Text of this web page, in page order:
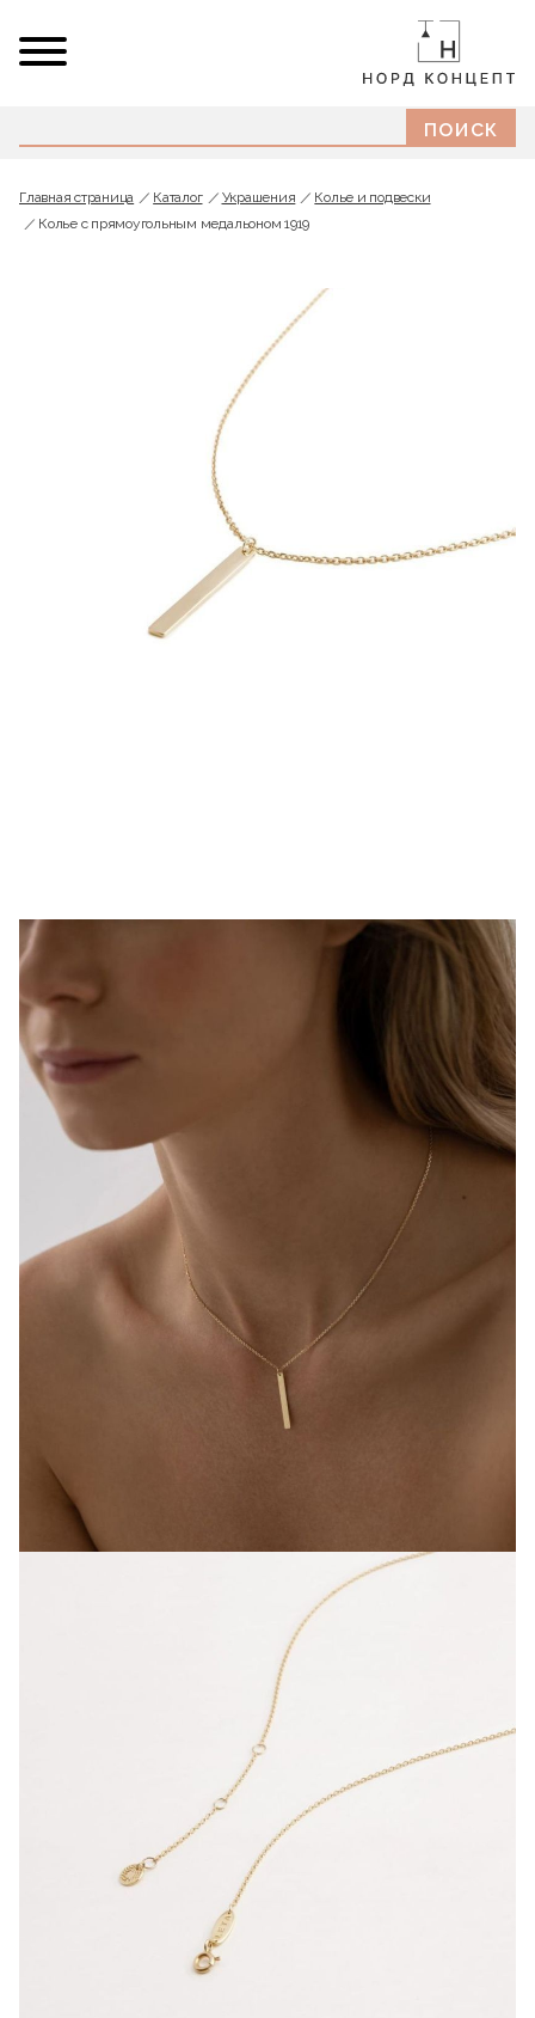
Главная страница Каталог Украшения
Колье и подвески
Колье с прямоугольным медальоном 1919